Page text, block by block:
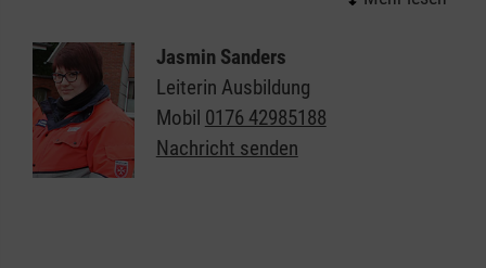
„Abenteuer Helfen“ heißt diese Aktion. Kinder und
Jugendliche lernen und üben, wie sie Menschen
trösten (also seelisch betreuen), wie sie selbst
helfen (also einfache Verbände anlegen) und wie sie
schnell Hilfe holen (also den Notruf richtig
absetzen) können.
Jasmin Sanders
Leiterin Ausbildung
Mobil 0176 42985188
Nachricht senden